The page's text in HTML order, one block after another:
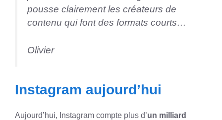
pousse clairement les créateurs de
contenu qui font des formats courts…
Olivier
Instagram aujourd’hui
Aujourd’hui, Instagram compte plus d’un milliard